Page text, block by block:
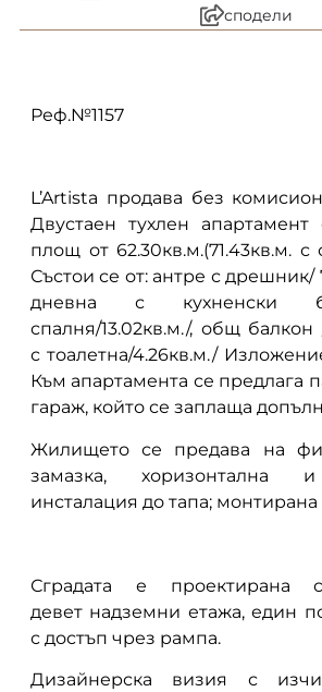
сподели
Реф.№1157
L’Artista продава без
Двустаен тухлен апартамент
площ от 62.30кв.м.(71.43кв.м. с
Състои се от: антре с дрешник/
дневна с кухненски
спалня/13.02кв.м./, общ балкон
с тоалетна/4.26кв.м./
Към апартамента се предлага
гараж, който се заплаща
Жилището се предава на
замазка, хоризонтална
инсталация до тапа; монтирана
Сградата е проектирана
девет надземни етажа, един
с достъп чрез рампа.
Дизайнерска визия с